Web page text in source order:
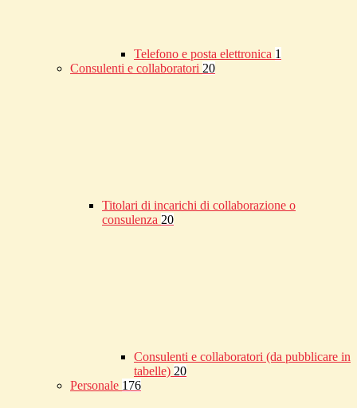
Telefono e posta elettronica 1
Consulenti e collaboratori 20
Titolari di incarichi di collaborazione o
consulenza 20
Consulenti e collaboratori (da pubblicare in
tabelle) 20
Personale 176